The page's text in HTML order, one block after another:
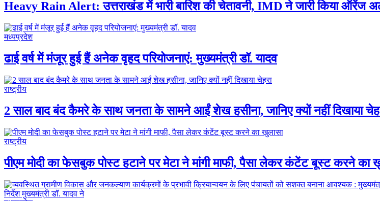
Heavy Rain Alert: उत्तराखंड में भारी बारिश की चेतावनी, IMD ने जारी किया ऑरेंज
मध्यप्रदेश
ढाई वर्ष में मंजूर हुई हैं अनेक वृहद परियोजनाएं: मुख्यमंत्री डॉ. यादव
राष्ट्रीय
2 साल बाद बंद कैमरे के साथ जनता के सामने आईं शेख हसीना, जानिए क्यों नहीं दिखाया
राष्ट्रीय
पीएम मोदी का फेसबुक पोस्ट हटाने पर मेटा ने मांगी माफी, पैसा लेकर कंटेंट बूस्ट करने का